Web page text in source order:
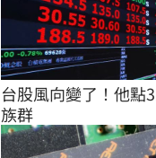
台股風向變了！他點
族群